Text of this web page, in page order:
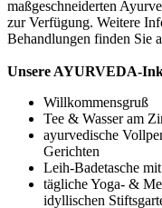
maßgeschneiderten
zur Verfügung. Weitere
Behandlungen finden Sie
Unsere AYURVEDA-
Willkommensgruß
Tee & Wasser am
ayurvedische
Gerichten
Leih-Badetasche
tägliche Yoga- &
idyllischen